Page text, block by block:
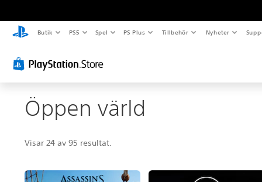
Butik PS5 Spel PS Plus Tillbehör Nyheter
Öppen värld
Visar 24 av 95 resultat.